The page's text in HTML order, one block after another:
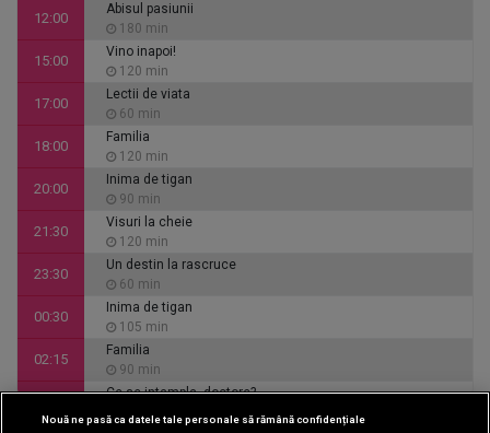
12:00
Abisul pasiunii
180 min
15:00
Vino inapoi!
120 min
17:00
Lectii de viata
60 min
18:00
Familia
120 min
20:00
Inima de tigan
90 min
21:30
Visuri la cheie
120 min
23:30
Un destin la rascruce
60 min
00:30
Inima de tigan
105 min
02:15
Familia
90 min
Ce se intampla, doctore?
30 min
Nouă ne pasă ca datele tale personale să rămână confidențiale